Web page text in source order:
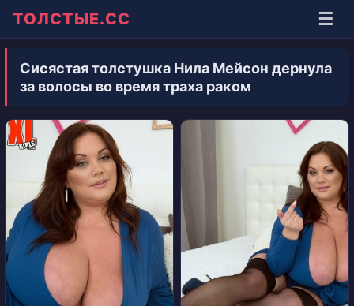
ТОЛСТЫЕ.СС ☰
Сисястая толстушка Нила Мейсон дернула
за волосы во время траха раком